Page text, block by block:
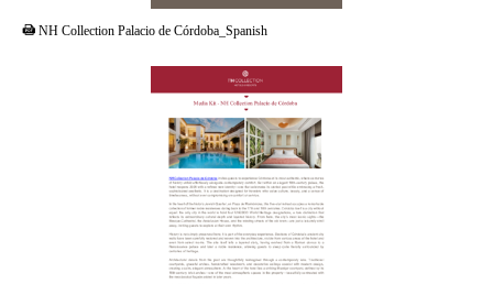
NH Collection Palacio de Córdoba_Spanish